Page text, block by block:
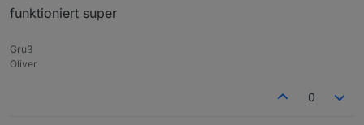
funktioniert super
Gruß
Oliver
0